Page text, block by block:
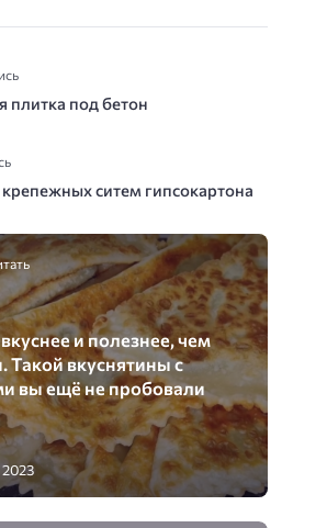
плитка под бетон
ситем гипсокартона
и полезнее, чем
Такой вкуснятины с
вы ещё не пробовали
2023